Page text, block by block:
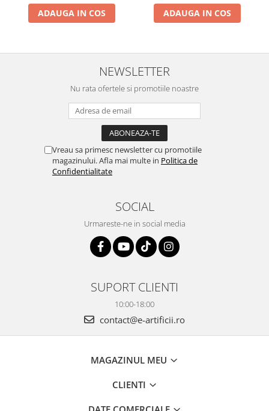
ADAUGA IN COS ADAUGA IN COS
NEWSLETTER
Nu rata ofertele si promotiile noastre
Vreau sa primesc newsletter cu promotiile
magazinului. Afla mai multe in Politica de
Confidentialitate
SOCIAL
Urmareste-ne in social media
SUPORT CLIENTI
10:00-18:00
contact@e-artificii.ro
MAGAZINUL MEU
CLIENTI